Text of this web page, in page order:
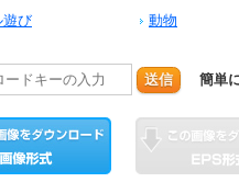
遊び
動物
送信 簡単に